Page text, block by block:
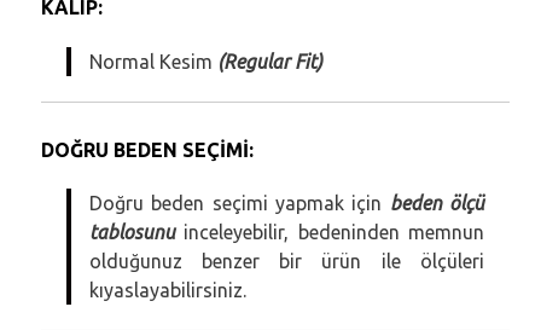
KALIP:
Normal Kesim (Regular Fit)
DOĞRU BEDEN SEÇİMİ:
Doğru beden seçimi yapmak için beden ölçü
tablosunu inceleyebilir, bedeninden memnun
olduğunuz benzer bir ürün ile ölçüleri
kıyaslayabilirsiniz.